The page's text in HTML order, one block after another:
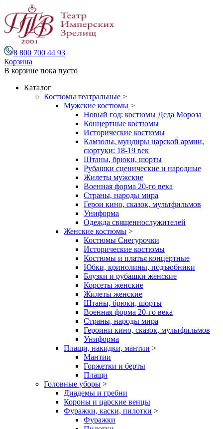
8 800 700 44 93
Корзина
В корзине пока пусто
Каталог
Костюмы театральные >
Мужские костюмы >
Новый год: костюмы Деда Мороза
Концертные костюмы
Исторические костюмы
Камзолы, мундиры царской армии,
сюртуки: 18-19 век
Штаны, брюки, шорты
Рубашки сценические и народные
Жилеты мужские
Военная форма 20-го века
Страны, народы мира
Герои кино, сказок, мультфильмов
Униформа
Одежда священнослужителей
Женские костюмы >
Костюмы Снегурочки
Исторические костюмы
Костюмы и платья концертные
Юбки, кринолины, подъюбники
Блузки и рубашки женские
Корсеты женские
Жилеты женские
Штаны, брюки, шорты
Военная форма 20-го века
Страны, народы мира
Героини кино, сказок, мультфильмов
Униформа
Плащи, накидки, мантии >
Мантии
Горжетки и берты
Плащи
Головные уборы >
Диадемы и гребни
Короны и царские венцы
Фуражки, каски, пилотки >
Фуражки